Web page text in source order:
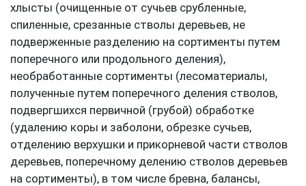
хлысты (очищенные от сучьев срубленные,
спиленные, срезанные стволы деревьев, не
подверженные разделению на сортименты путем
поперечного или продольного деления),
необработанные сортименты (лесоматериалы,
полученные путем поперечного деления стволов,
подвергшихся первичной (грубой) обработке
(удалению коры и заболони, обрезке сучьев,
отделению верхушки и прикорневой части стволов
деревьев, поперечному делению стволов деревьев
на сортименты), в том числе бревна, балансы,